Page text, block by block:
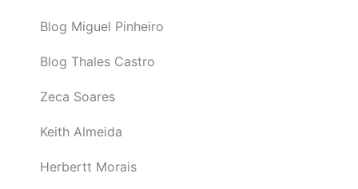
Blog Miguel Pinheiro
Blog Thales Castro
Zeca Soares
Keith Almeida
Herbertt Morais